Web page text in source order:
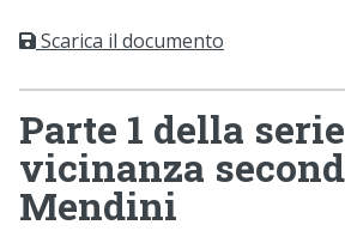
Scarica il documento
Parte 1 della
vicinanza
Mendini